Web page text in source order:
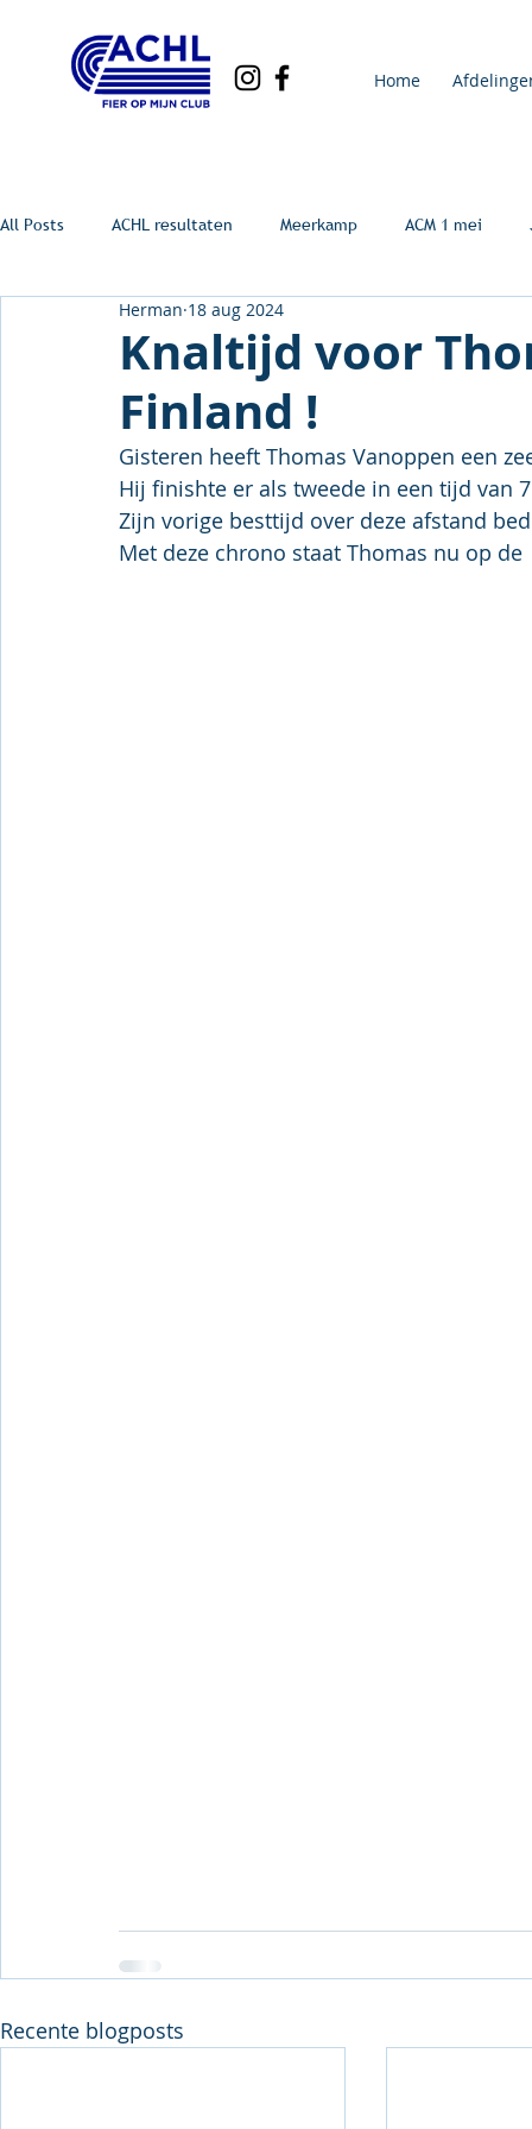
Home
All Posts ACHL resultaten Meerkamp ACM 1 mei
Knaltijd voor
Finland !
Herman 18 aug 2024
Gisteren heeft Thomas Vanoppen een
Hij finishte er als tweede in een tijd van
Zijn vorige besttijd over deze afstand
Met deze chrono staat Thomas nu op de
Recente blogposts